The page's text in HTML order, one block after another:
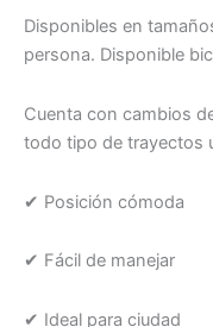
Disponibles en
persona. Disponible
Cuenta con cambios
todo tipo de trayectos
✔︎ Posición cómoda
✔︎ Fácil de manejar
✔︎ Ideal para ciudad